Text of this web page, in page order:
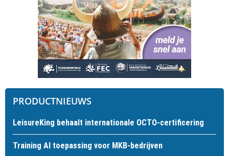
PRODUCTNIEUWS
LeisureKing behaalt internationale OCTO-certificering
Training AI toepassing voor MKB-bedrijven